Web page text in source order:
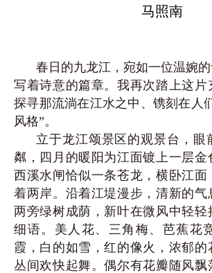
马照南
春日的九龙江，宛如一位温婉
写着诗意的篇章。我再次踏上这片
探寻那流淌在江水之中、镌刻在人
风格”。
立于龙江颂景区的观景台，眼
粼，四月的暖阳为江面镀上一层金
西溪水闸恰似一条苍龙，横卧江面
着两岸。沿着江堤漫步，清新的气
两旁绿树成荫，新叶在微风中轻轻
细语。美人花、三角梅、芭蕉花
霞，白的如雪，红的像火，浓郁
丛间欢快起舞。偶尔有花瓣随风